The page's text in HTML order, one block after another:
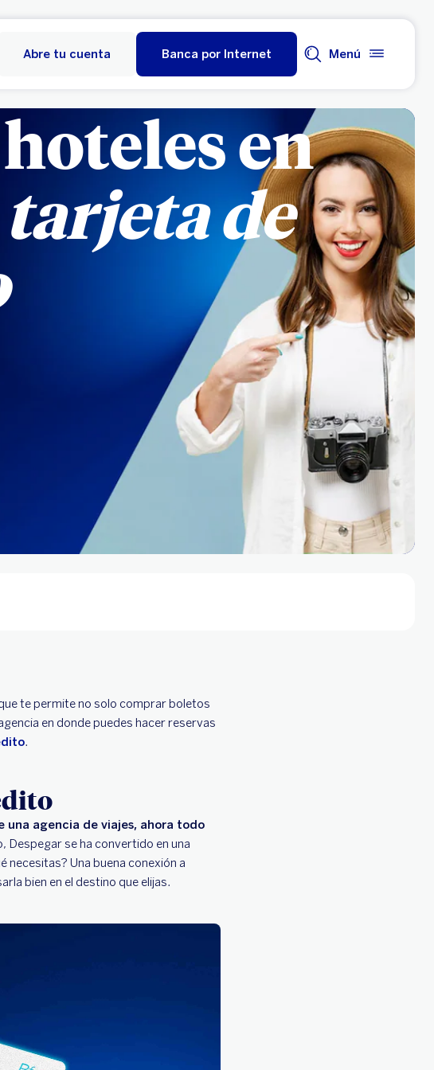
Abre tu cuenta Banca por Internet Menú
en
tarjeta de
te permite no solo comprar boletos
en donde puedes hacer reservas
.
una agencia de viajes, ahora todo
Despegar se ha convertido en una
necesitas? Una buena conexión a
bien en el destino que elijas.